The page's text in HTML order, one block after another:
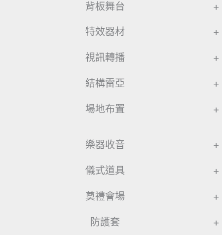
背板舞台 +
特效器材 +
視訊轉播 +
結構雷亞 +
場地布置 +
樂器收音 +
儀式道具 +
奠禮會場 +
防護套 +